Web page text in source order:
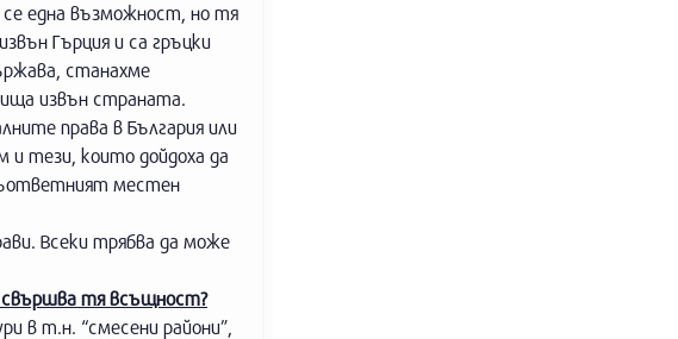
се една възможност, но тя
Гърция и са гръцки
станахме
извън страната.
права в България или
и тези, които дойдоха да
местен
Всеки трябва да може
свършва тя всъщност?
в т.н. “смесени райони”,